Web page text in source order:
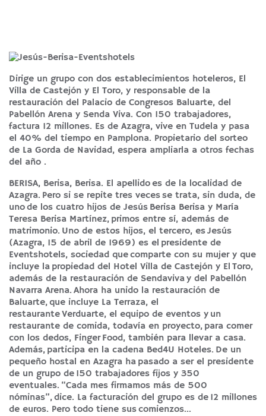
Dirige un grupo con dos establecimientos hoteleros, El
Villa de Castejón y El Toro, y responsable de la
restauración del Palacio de Congresos Baluarte, del
Pabellón Arena y Senda Viva. Con 150 trabajadores,
factura 12 millones. Es de Azagra, vive en Tudela y pasa
el 40% del tiempo en Pamplona. Propietario del sorteo
de La Gorda de Navidad, espera ampliarla a otros fechas
del año .
BERISA, Berisa, Berisa. El apellido es de la localidad de
Azagra. Pero si se repite tres veces se trata, sin duda, de
uno de los cuatro hijos de Jesús Berisa Berisa y María
Teresa Berisa Martínez, primos entre sí, además de
matrimonio. Uno de estos hijos, el tercero, es Jesús
(Azagra, 15 de abril de 1969) es el presidente de
Eventshotels, sociedad que comparte con su mujer y que
incluye la propiedad del Hotel Villa de Castejón y El Toro,
además de la restauración de Sendaviva y del Pabellón
Navarra Arena. Ahora ha unido la restauración de
Baluarte, que incluye La Terraza, el
restaurante Verduarte, el equipo de eventos y un
restaurante de comida, todavía en proyecto, para comer
con los dedos, Finger Food, también para llevar a casa.
Además, participa en la cadena Bed4U Hoteles. De un
pequeño hostal en Azagra ha pasado a ser el presidente
de un grupo de 150 trabajadores fijos y 350
eventuales. “Cada mes firmamos más de 500
nóminas”, dice. La facturación del grupo es de 12 millones
de euros. Pero todo tiene sus comienzos…